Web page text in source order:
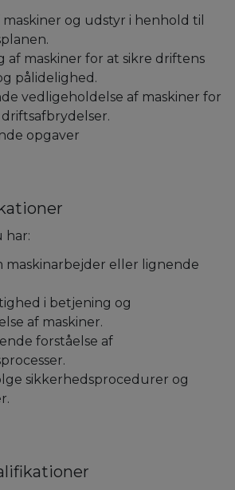
og udstyr i henhold til
af maskiner for at sikre driftens
pålidelighed.
vedligeholdelse af maskiner for
opgaver
har:
maskinarbejder eller lignende
i betjening og
af maskiner.
forståelse af
sikkerhedsprocedurer og